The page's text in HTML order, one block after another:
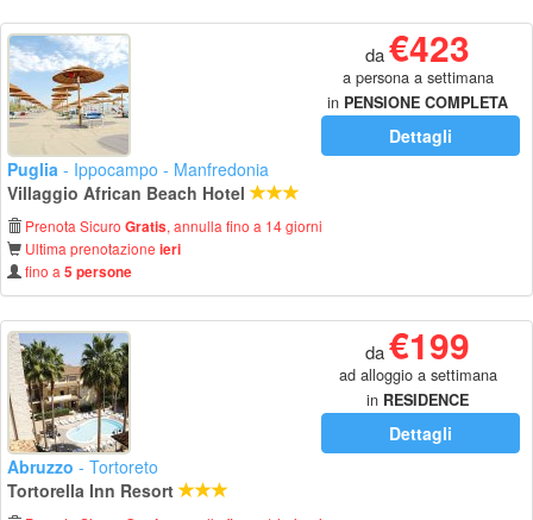
da€423
a persona a settimana
in PENSIONE COMPLETA
Dettagli
Puglia - Ippocampo - Manfredonia
Villaggio African Beach Hotel
Prenota Sicuro Gratis, annulla fino a 14 giorni
Ultima prenotazione ieri
fino a 5 persone
da€199
ad alloggio a settimana
in RESIDENCE
Dettagli
Abruzzo - Tortoreto
Tortorella Inn Resort